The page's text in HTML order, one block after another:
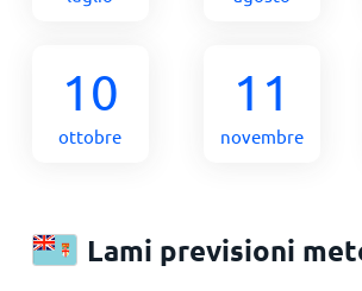
10
ottobre
11
novembre
Lami previsioni